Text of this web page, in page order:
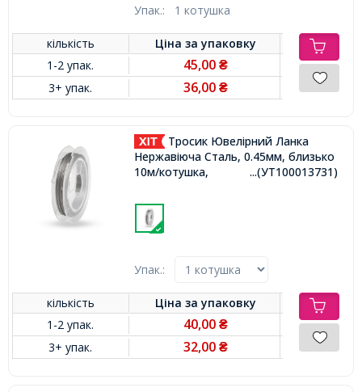
Упак.: 1 котушка
кількість Ціна заупаковку
1-2 упак.
45,00₴
3+ упак. 36,00₴
Тросик Ювелірний Ланка
Нержавіюча Сталь, 0.45мм, близько
10м/котушка,
...(УТ100013731)
Упак.:
кількість Ціна заупаковку
1-2 упак.
40,00₴
3+ упак. 32,00₴